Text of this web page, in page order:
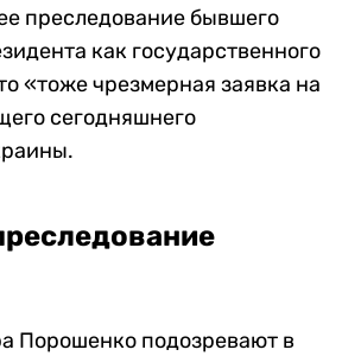
преследование бывшего
как государственного
«тоже чрезмерная заявка на
сегодняшнего
Порошенко подозревают в